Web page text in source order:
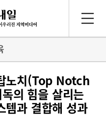
노치(Top Notch
의 힘을 살리는
템과 결합해 성과